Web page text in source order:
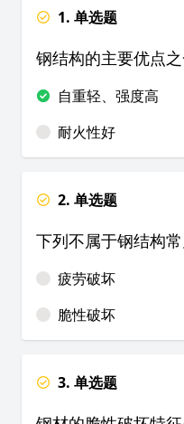
1. 单选题
钢结构的主要优点
自重轻、强度高
耐火性好
2. 单选题
下列不属于钢结构
疲劳破坏
脆性破坏
3. 单选题